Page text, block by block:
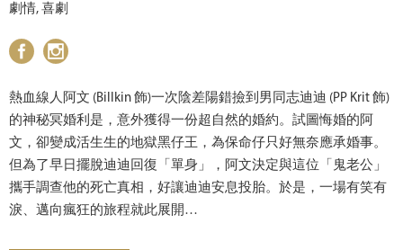
劇情, 喜劇
熱血線人阿文 (Billkin 飾)一次陰差陽錯撿到男同志迪迪 (PP Krit 飾)
的神秘冥婚利是，意外獲得一份超自然的婚約。試圖悔婚的阿
文，卻變成活生生的地獄黑仔王，為保命仔只好無奈應承婚事。
但為了早日擺脫迪迪回復「單身」，阿文決定與這位「鬼老公」
攜手調查他的死亡真相，好讓迪迪安息投胎。於是，一場有笑有
淚、邁向瘋狂的旅程就此展開…